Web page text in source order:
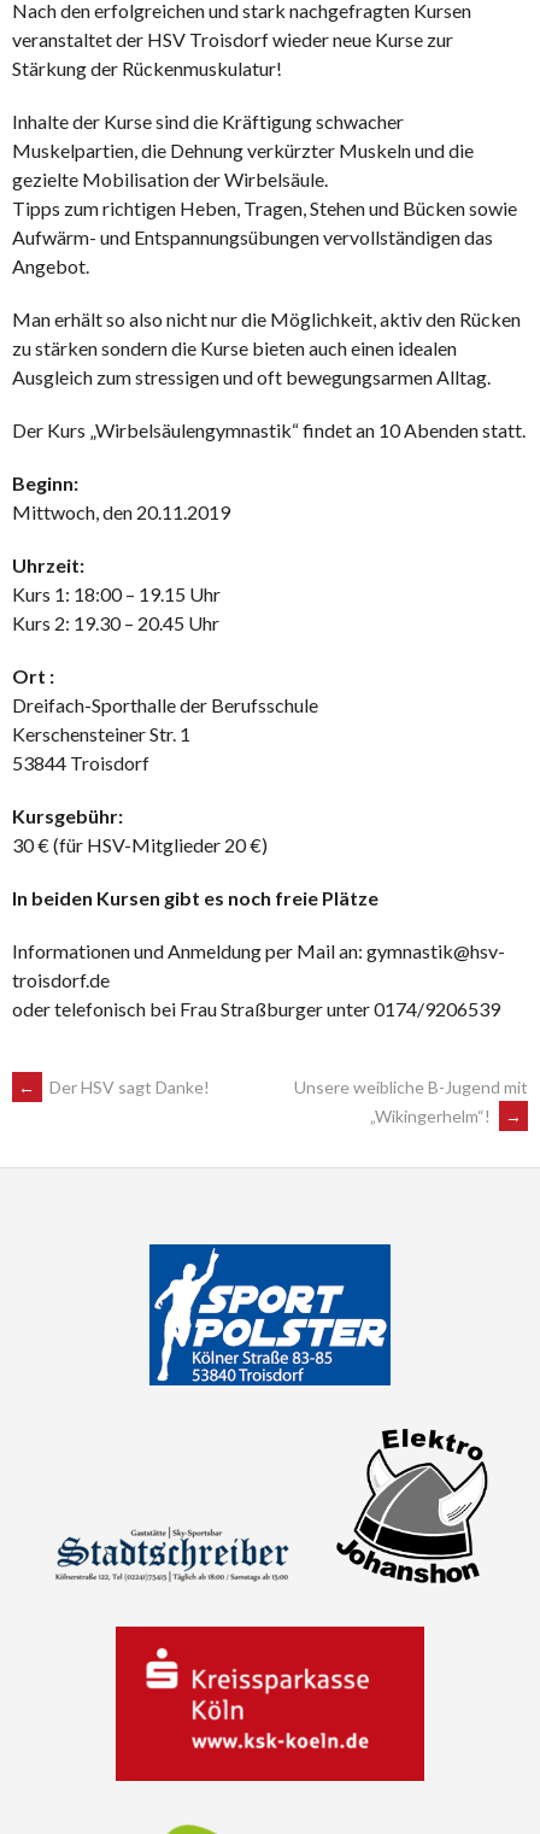
Nach den erfolgreichen und stark nachgefragten Kursen
veranstaltet der HSV Troisdorf wieder neue Kurse zur
Stärkung der Rückenmuskulatur!
Inhalte der Kurse sind die Kräftigung schwacher
Muskelpartien, die Dehnung verkürzter Muskeln und die
gezielte Mobilisation der Wirbelsäule.
Tipps zum richtigen Heben, Tragen, Stehen und Bücken sowie
Aufwärm- und Entspannungsübungen vervollständigen das
Angebot.
Man erhält so also nicht nur die Möglichkeit, aktiv den Rücken
zu stärken sondern die Kurse bieten auch einen idealen
Ausgleich zum stressigen und oft bewegungsarmen Alltag.
Der Kurs „Wirbelsäulengymnastik“ findet an 10 Abenden statt.
Beginn:
Mittwoch, den 20.11.2019
Uhrzeit:
Kurs 1: 18:00 – 19.15 Uhr
Kurs 2: 19.30 – 20.45 Uhr
Ort :
Dreifach-Sporthalle der Berufsschule
Kerschensteiner Str. 1
53844 Troisdorf
Kursgebühr:
30 € (für HSV-Mitglieder 20 €)
In beiden Kursen gibt es noch freie Plätze
Informationen und Anmeldung per Mail an: gymnastik@hsv-
troisdorf.de
oder telefonisch bei Frau Straßburger unter 0174/9206539
POST
NAVIGATION
← Der HSV sagt Danke!
Unsere weibliche B-Jugend mit
„Wikingerhelm“!
→